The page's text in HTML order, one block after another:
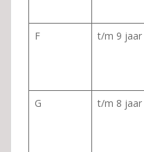
F t/m 9 jaar
G t/m 8 jaar